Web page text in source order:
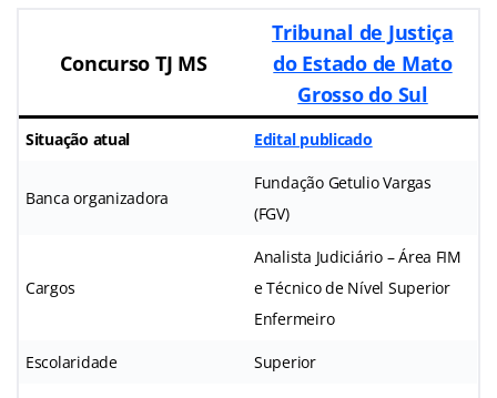
Concurso TJ MS
Tribunal de Justiça
do Estado de Mato
Grosso do Sul
Situação atual Edital publicado
Banca organizadora
Fundação Getulio Vargas
(FGV)
Cargos
Analista Judiciário – Área FIM
e Técnico de Nível Superior
Enfermeiro
Escolaridade Superior